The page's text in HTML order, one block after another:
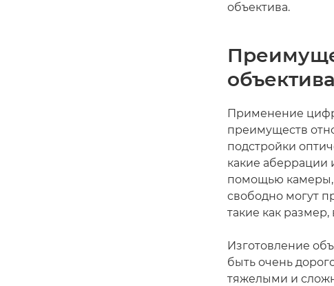
объектива.
объектива
Применение
преимуществ
подстройки
какие аберрации
помощью камеры,
свободно могут
такие как
Изготовление
быть очень
тяжелыми и